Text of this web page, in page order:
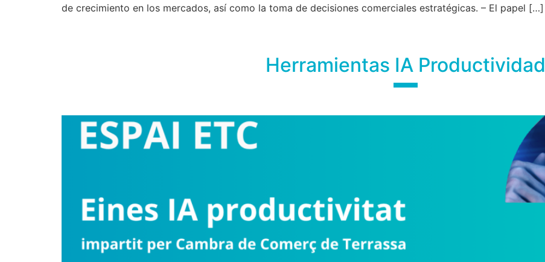
de crecimiento en los mercados, así como la toma de decisiones comerciales estratégicas. – El papel […]
Herramientas IA Productividad